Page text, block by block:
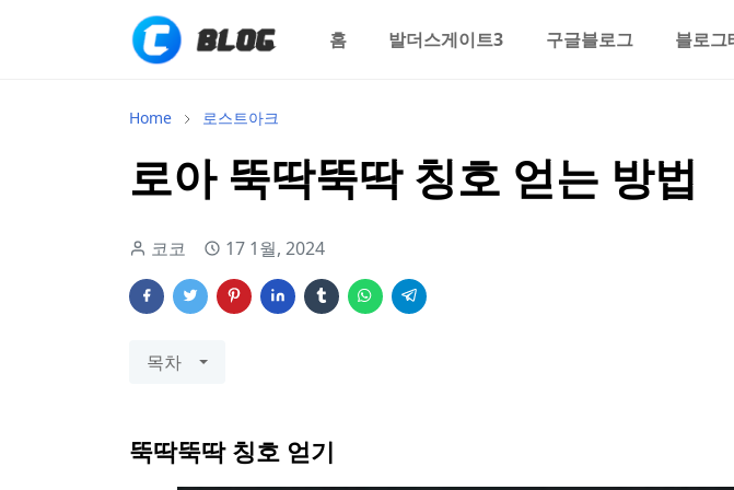
홈 발더스게이트3 구글블로그 블로그
Home 로스트아크
로아 뚝딱뚝딱 칭호 얻는 방법
코코 17 1월, 2024
목차
뚝딱뚝딱 칭호 얻기